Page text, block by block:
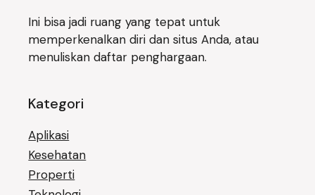
Ini bisa jadi ruang yang tepat untuk
memperkenalkan diri dan situs Anda, atau
menuliskan daftar penghargaan.
Kategori
Aplikasi
Kesehatan
Properti